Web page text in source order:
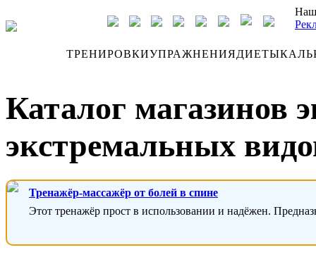
ТРЕНИРОВКИУПРАЖНЕНИЯДИЕТЫ
Каталог магазинов
экстремальных
Тренажёр-массажёр от болей в спине
Этот тренажёр прост в использовании и надёжен.